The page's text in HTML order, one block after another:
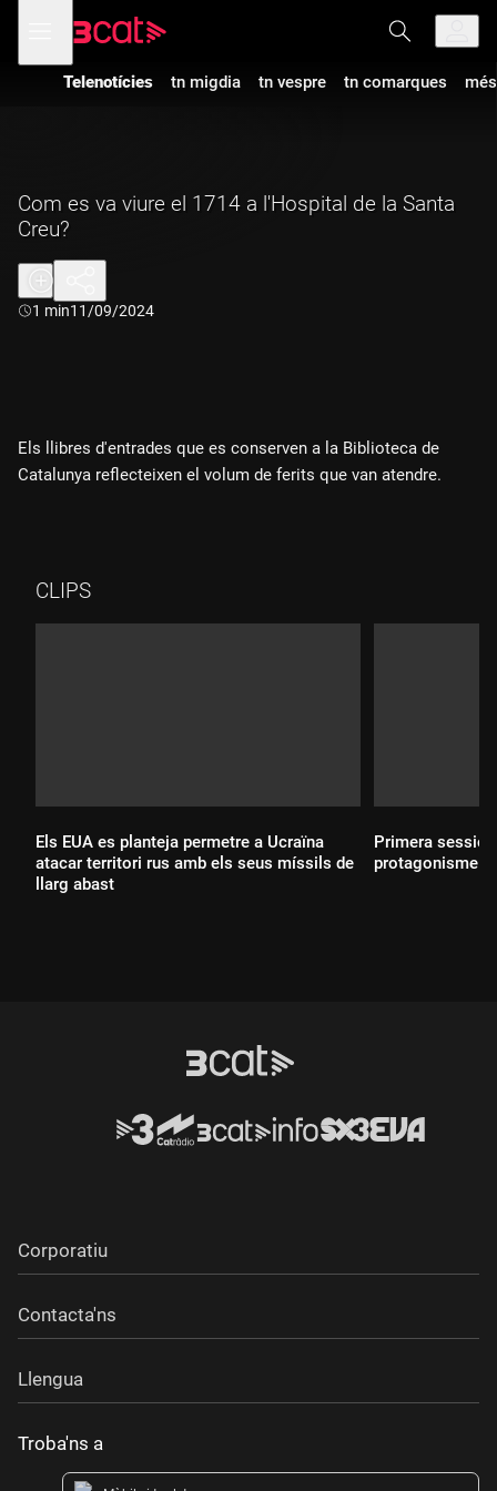
navegació
menú
de
Telenotícies tn migdia tn vespre tn comarques
Com es va viure el 1714 a l'Hospital de la Santa
Creu?
Durada:
1 min11/09/2024
Els llibres d'entrades que es conserven a la Biblioteca de
Catalunya reflecteixen el volum de ferits que van atendre.
CLIPS
Els EUA es planteja permetre a Ucraïna
atacar territori rus amb els seus míssils de
llarg abast
Primera sessió
protagonisme
Corporatiu
Contacta'ns
Llengua
Troba'ns a